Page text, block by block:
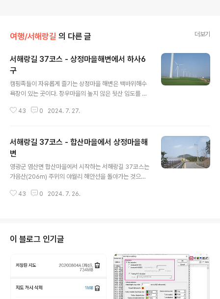
여행/서해랑길 의 다른 글 더보기
서해랑길 37코스 - 상정마을해변에서 하사6
구
캠핑족들이 자유롭게 즐기는 상정마을 해변은 백바위해수
욕장이 있는 곳이다. 창우마을의 높지 않은 뒷산 임도를 넘
천 천변을 따라 이어지는 풍력 발전기를 하나씩 지나서 77
착했다. 아담하면서도 깔끔한 해변을 가진 곳이다. 두우리
해수욕장이라고도 불린다. 해변 북쪽에 암석 지대가 있는
데 이를 보고 백바위 해수욕장이라 부른다. 서해랑길은 암
석 지대를 거쳐서 간다. 차박의 성지라 불릴 만큼 캠핑을 즐
기는 사람들이 많았는데, 그럼에도 해변은 깔끔하게 유지
되고 있었다. 암석 지대로는 작은 전망대도 만들어져 있었
43 0 2024. 7. 27.
서해랑길 37코스 - 합산마을에서 상정마을해
변
영광군 염산면 합산마을에서 시작하는 서해랑길 37코스는
가음산(206m) 주위의 야월리 해안선을 돌아가는 것으로
으로 이동하여 두우리 어촌마을체험관을 지나 당두마을에
려면 두우리로 가는 버스를 타고 양일마을에 내려서 1Km
정도 들어가면 된다. 물론 시간을 잘 맞추면 합산마을을 거
쳐서 가는 버스를 타고 합산마을에서 내릴 수도 있다. 3월
말 영광의 마을길은 봄이 완연하다. 노란 꽃을 올린 민들레
도 예쁘지만, 들풀들 사이에서 수줍게 고개를 내민 봄까치
꽃의 푸른빛도 훌륭하다. 열매 모양 때..
43 0 2024. 7. 26.
이 블로그 인기글